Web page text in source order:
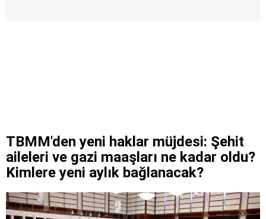
TBMM'den yeni haklar müjdesi: Şehit
aileleri ve gazi maaşları ne kadar oldu?
Kimlere yeni aylık bağlanacak?